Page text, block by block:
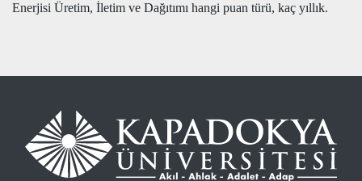
Enerjisi Üretim, İletim ve Dağıtımı hangi puan türü, kaç yıllık.